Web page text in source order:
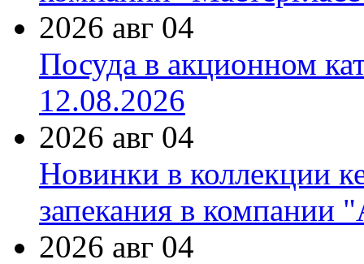
2026 авг 04
Посуда в акционном
12.08.2026
2026 авг 04
Новинки в коллекции
запекания в компании
2026 авг 04